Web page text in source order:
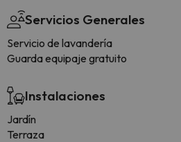
Servicios Generales
Servicio de lavandería
Guarda equipaje gratuito
Instalaciones
Jardín
Terraza